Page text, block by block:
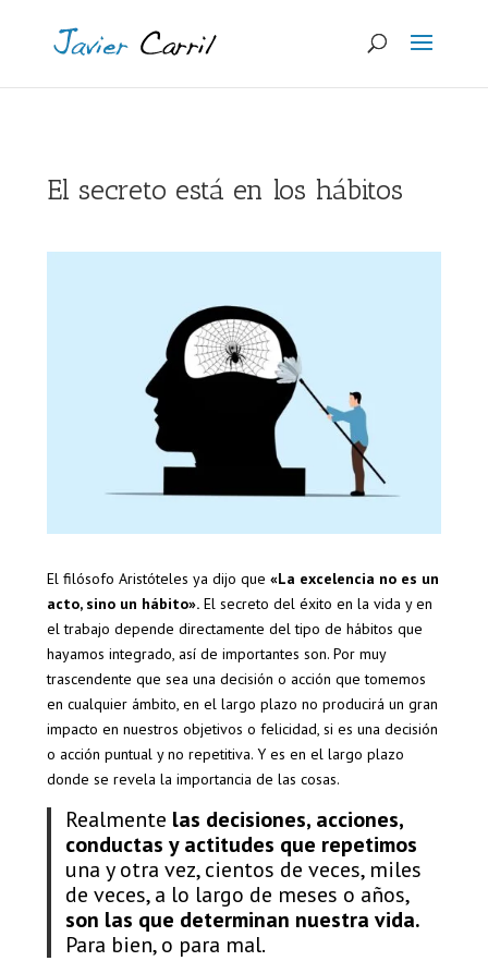
El secreto está en los hábitos
El filósofo Aristóteles ya dijo que «La excelencia no es un
acto, sino un hábito».El secreto del éxito en la vida y en
el trabajo depende directamente del tipo de hábitos que
hayamos integrado, así de importantes son. Por muy
trascendente que sea una decisión o acción que tomemos
en cualquier ámbito, en el largo plazo no producirá un gran
impacto en nuestros objetivos o felicidad, si es una decisión
o acción puntual y no repetitiva. Y es en el largo plazo
donde se revela la importancia de las cosas.
Realmente las decisiones, acciones,
conductas y actitudes que repetimos
una y otra vez, cientos de veces, miles
de veces, a lo largo de meses o años,
son las que determinan nuestra vida.
Para bien, o para mal.